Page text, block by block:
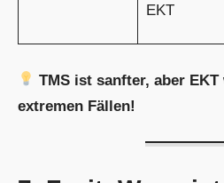
EKT
TMS ist sanfter, aber
extremen Fällen!